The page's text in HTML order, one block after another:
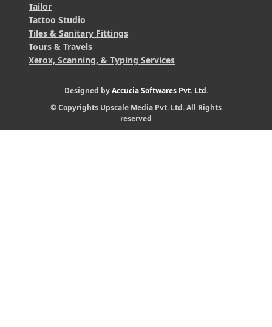
Tailor
Tattoo Studio
Tiles & Sanitary Fittings
Tours & Travels
Xerox, Scanning, & Typing Services
Designed byAccucia Softwares Pvt. Ltd.
© Copyrights Upscale Media Pvt. Ltd. All Rights
reserved